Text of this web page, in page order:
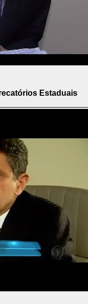
Estaduais